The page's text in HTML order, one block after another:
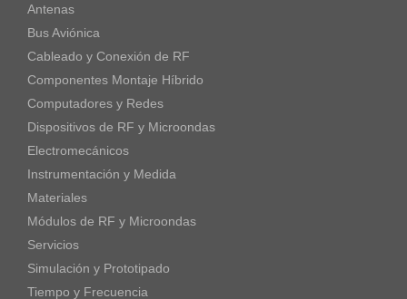
Antenas
Bus Aviónica
Cableado y Conexión de RF
Componentes Montaje Híbrido
Computadores y Redes
Dispositivos de RF y Microondas
Electromecánicos
Instrumentación y Medida
Materiales
Módulos de RF y Microondas
Servicios
Simulación y Prototipado
Tiempo y Frecuencia